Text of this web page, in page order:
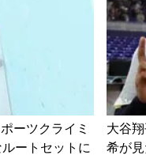
ーツクライミ
ートセットに
大谷
希が